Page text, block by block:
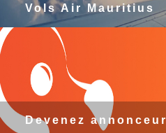
Vols Air Mauritius
Devenez annonceur